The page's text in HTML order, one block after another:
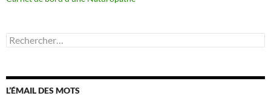
Rechercher :
L’ÉMAIL DES MOTS